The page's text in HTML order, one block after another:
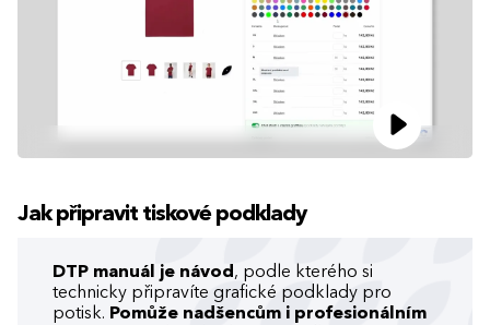
Jak připravit tiskové podklady
DTP manuál je návod , podle kterého si
technicky připravíte grafické podklady pro
potisk. Pomůže nadšencům i profesionálním